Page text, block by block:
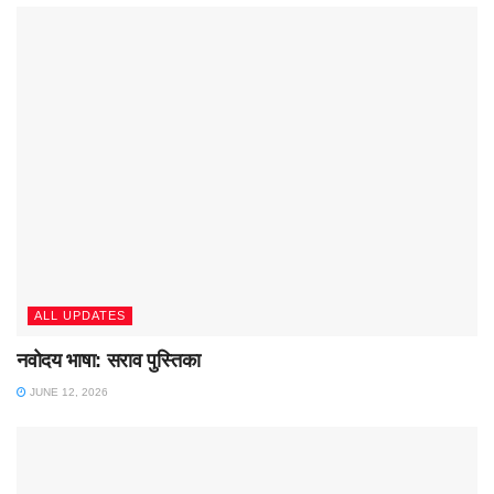
ALL UPDATES
नवोदय भाषा: सराव पुस्तिका
JUNE 12, 2026